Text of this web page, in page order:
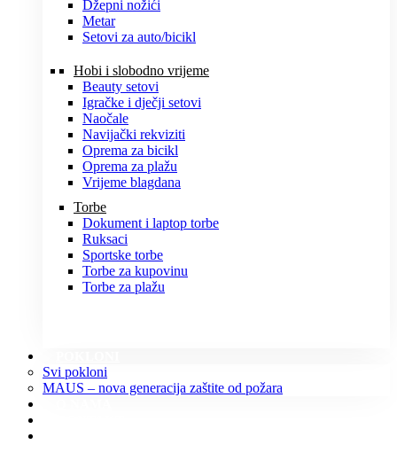
Džepni nožići
Metar
Setovi za auto/bicikl
Hobi i slobodno vrijeme
Beauty setovi
Igračke i dječji setovi
Naočale
Navijački rekviziti
Oprema za bicikl
Oprema za plažu
Vrijeme blagdana
Torbe
Dokument i laptop torbe
Ruksaci
Sportske torbe
Torbe za kupovinu
Torbe za plažu
Svi pokloni
MAUS – nova generacija zaštite od požara